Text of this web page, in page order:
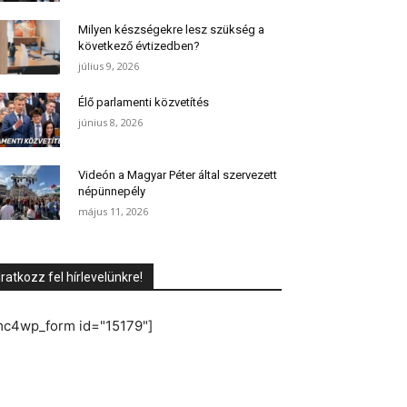
Milyen készségekre lesz szükség a
következő évtizedben?
július 9, 2026
Élő parlamenti közvetítés
június 8, 2026
Videón a Magyar Péter által szervezett
népünnepély
május 11, 2026
fel hírlevelünkre!
id="15179"]